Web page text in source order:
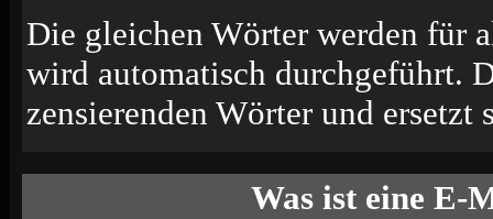
Die gleichen Wörter werden für
wird automatisch durchgeführt.
zensierenden Wörter und ersetzt
Was ist eine E-